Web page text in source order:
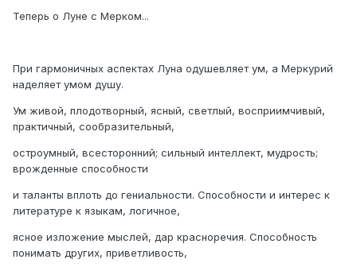
Теперь о Луне с Мерком...
При гармоничных аспектах Луна одушевляет ум, а Меркурий
наделяет умом душу.
Ум живой, плодотворный, ясный, светлый, восприимчивый,
практичный, сообразительный,
остроумный, всесторонний; сильный интеллект, мудрость;
врожденные способности
и таланты вплоть до гениальности. Способности и интерес к
литературе к языкам, логичное,
ясное изложение мыслей, дар красноречия. Способность
понимать других, приветливость,